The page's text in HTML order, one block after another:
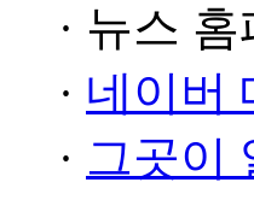
· 뉴스
· 네이버
· 그곳이